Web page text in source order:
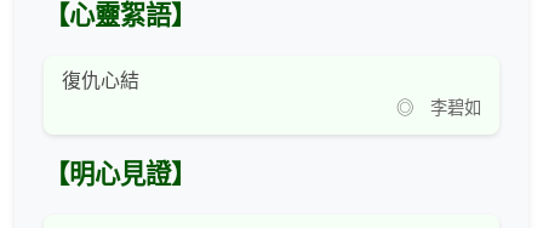
【心靈絮語】
復仇心結
◎ 李碧如
【明心見證】